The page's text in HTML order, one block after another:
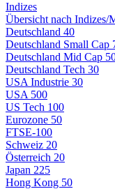
Indizes
Übersicht nach Indizes/
Deutschland 40
Deutschland Small Cap
Deutschland Mid Cap
Deutschland Tech 30
USA Industrie 30
USA 500
US Tech 100
Eurozone 50
FTSE-100
Schweiz 20
Österreich 20
Japan 225
Hong Kong 50